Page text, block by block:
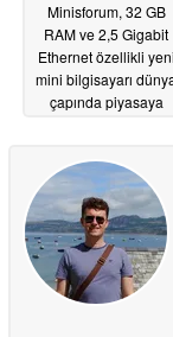
Minisforum, 32 GB
RAM ve 2,5 Gigabit
Ethernet özellikli yeni
mini bilgisayarı
çapında piyasaya